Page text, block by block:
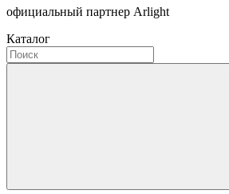
официальный партнер Arlight
Каталог